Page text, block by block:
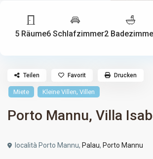
5 Räume6 Schlafzimmer2
Miete Kleine Villen,Villen
Porto Mannu, Villa
località Porto Mannu, Palau, Porto Mannu
Teilen Favorit Drucken